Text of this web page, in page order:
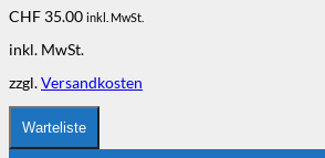
Die
Optionen
können
auf
der
Produktseite
gewählt
werden
CHF 35.00 inkl. MwSt.
inkl. MwSt.
zzgl.Versandkosten
Warteliste